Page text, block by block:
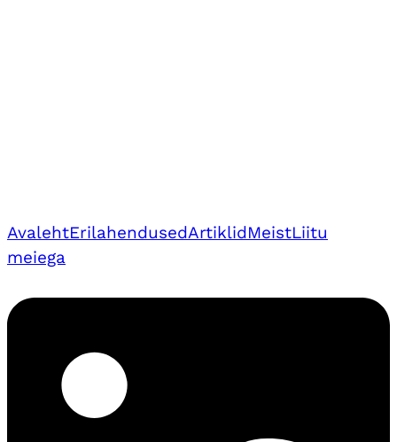
AvalehtErilahendusedArtiklidMeistLiitu
meiega